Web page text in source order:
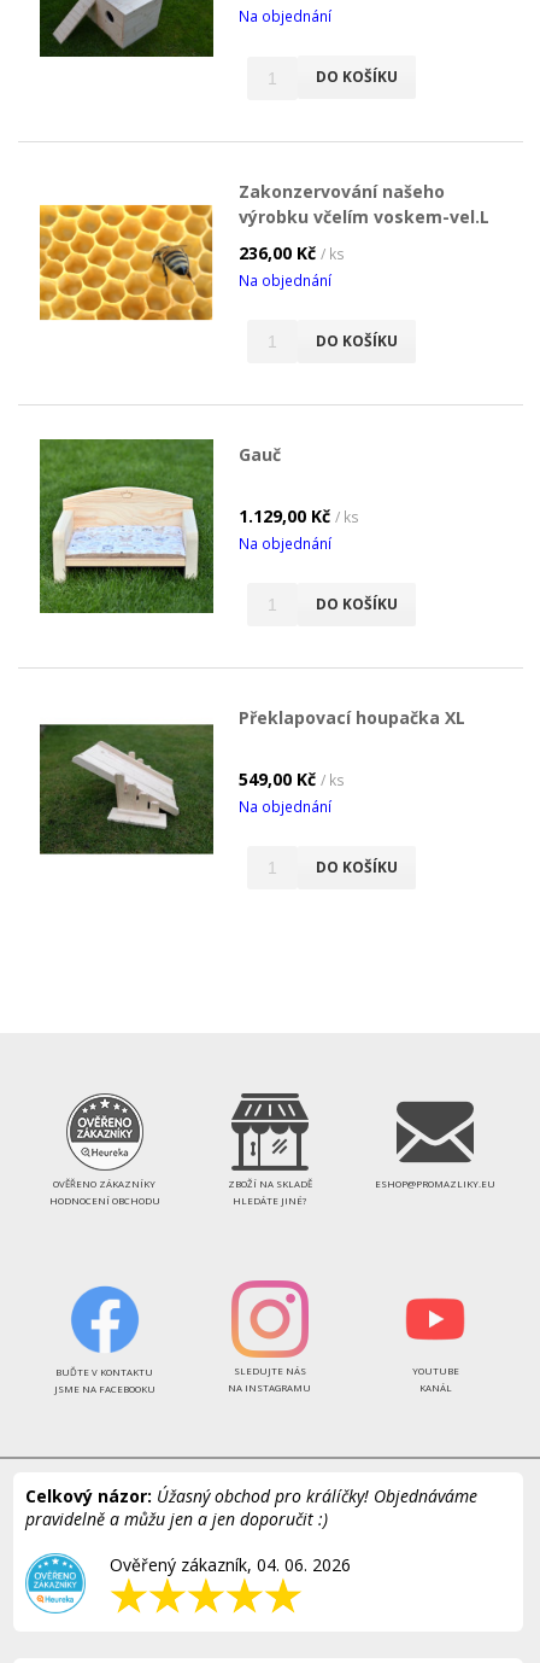
Na objednání
DO KOŠÍKU
Zakonzervování našeho
výrobku včelím voskem-vel.L
236,00 Kč / ks
Na objednání
DO KOŠÍKU
Gauč
1.129,00 Kč / ks
Na objednání
DO KOŠÍKU
Překlapovací houpačka XL
549,00 Kč / ks
Na objednání
DO KOŠÍKU
OVĚŘENO ZÁKAZNÍKY
HODNOCENÍ OBCHODU
ZBOŽÍ NA SKLADĚ
HLEDÁTE JINÉ?
ESHOP@PROMAZLIKY.EU
BUĎTE V KONTAKTU
JSME NA FACEBOOKU
SLEDUJTE NÁS
NA INSTAGRAMU
YOUTUBE
KANÁL
Celkový názor: Úžasný obchod pro králíčky! Objednáváme
pravidelně a můžu jen a jen doporučit :)
Ověřený zákazník, 04. 06. 2026